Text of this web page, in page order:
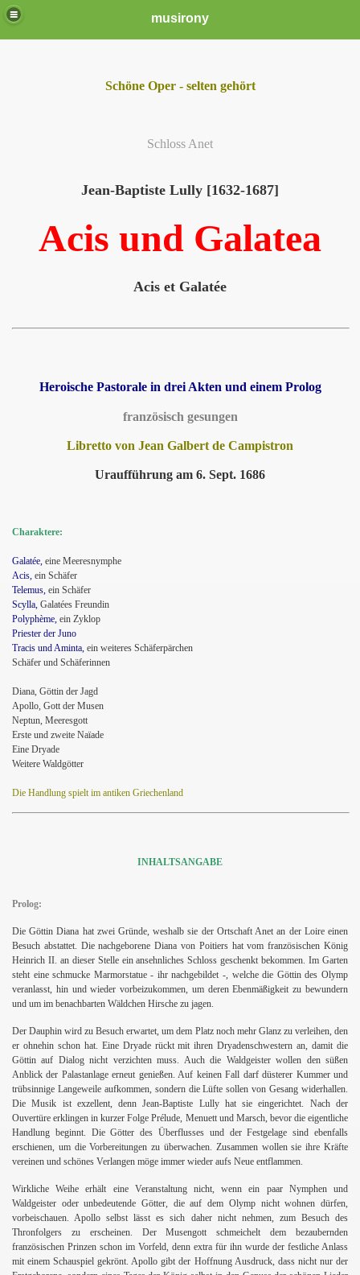
musirony
Schöne Oper - selten gehört
Schloss Anet
Jean-Baptiste Lully [1632-1687]
Acis und Galatea
Acis et Galatée
Heroische Pastorale in drei Akten und einem Prolog
französisch gesungen
Libretto von Jean Galbert de Campistron
Uraufführung am 6. Sept. 1686
Charaktere:
Galatée, eine Meeresnymphe
Acis, ein Schäfer
Telemus, ein Schäfer
Scylla, Galatées Freundin
Polyphème, ein Zyklop
Priester der Juno
Tracis und Aminta, ein weiteres Schäferpärchen
Schäfer und Schäferinnen
Diana, Göttin der Jagd
Apollo, Gott der Musen
Neptun, Meeresgott
Erste und zweite Naïade
Eine Dryade
Weitere Waldgötter
Die Handlung spielt im antiken Griechenland
INHALTSANGABE
Prolog:
Die Göttin Diana hat zwei Gründe, weshalb sie der Ortschaft Anet an der Loire einen
Besuch abstattet. Die nachgeborene Diana von Poitiers hat vom französischen König
Heinrich II. an dieser Stelle ein ansehnliches Schloss geschenkt bekommen. Im Garten
steht eine schmucke Marmorstatue - ihr nachgebildet -, welche die Göttin des Olymp
veranlasst, hin und wieder vorbeizukommen, um deren Ebenmäßigkeit zu bewundern
und um im benachbarten Wäldchen Hirsche zu jagen.
Der Dauphin wird zu Besuch erwartet, um dem Platz noch mehr Glanz zu verleihen, den
er ohnehin schon hat. Eine Dryade rückt mit ihren Dryadenschwestern an, damit die
Göttin auf Dialog nicht verzichten muss. Auch die Waldgeister wollen den süßen
Anblick der Palastanlage erneut genießen. Auf keinen Fall darf düsterer Kummer und
trübsinnige Langeweile aufkommen, sondern die Lüfte sollen von Gesang widerhallen.
Die Musik ist exzellent, denn Jean-Baptiste Lully hat sie eingerichtet. Nach der
Ouvertüre erklingen in kurzer Folge Prélude, Menuett und Marsch, bevor die eigentliche
Handlung beginnt. Die Götter des Überflusses und der Festgelage sind ebenfalls
erschienen, um die Vorbereitungen zu überwachen. Zusammen wollen sie ihre Kräfte
vereinen und schönes Verlangen möge immer wieder aufs Neue entflammen.
Wirkliche Weihe erhält eine Veranstaltung nicht, wenn ein paar Nymphen und
Waldgeister oder unbedeutende Götter, die auf dem Olymp nicht wohnen dürfen,
vorbeischauen. Apollo selbst lässt es sich daher nicht nehmen, zum Besuch des
Thronfolgers zu erscheinen. Der Musengott schmeichelt dem bezaubernden
französischen Prinzen schon im Vorfeld, denn extra für ihn wurde der festliche Anlass
mit einem Schauspiel gekrönt. Apollo gibt der Hoffnung Ausdruck, dass nicht nur der